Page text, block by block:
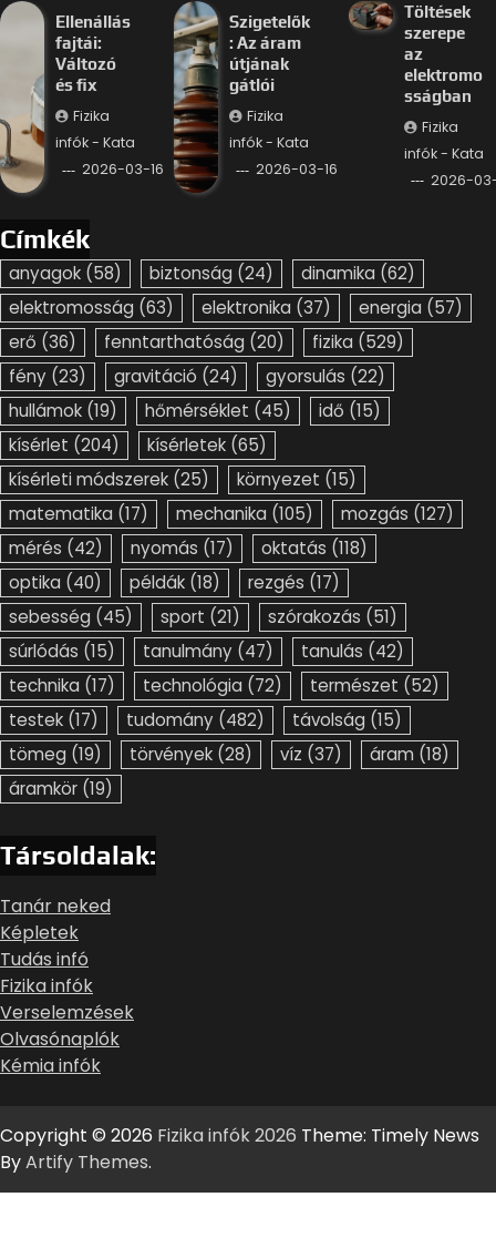
Ellenállás
fajtái:
Változó
és fix
Fizika
infók - Kata
2026-03-16
Szigetelők
: Az áram
útjának
gátlói
Fizika
infók - Kata
2026-03-16
Töltések
szerepe
az
elektromo
sságban
Fizika
infók - Kata
2026-
Címkék
anyagok (58) biztonság (24) dinamika (62)
elektromosság (63) elektronika (37) energia (57)
erő (36) fenntarthatóság (20) fizika (529)
fény (23) gravitáció (24) gyorsulás (22)
hullámok (19) hőmérséklet (45) idő (15)
kísérlet (204) kísérletek (65)
kísérleti módszerek (25) környezet (15)
matematika (17) mechanika (105) mozgás (127)
mérés (42) nyomás (17) oktatás (118)
optika (40) példák (18) rezgés (17)
sebesség (45) sport (21) szórakozás (51)
súrlódás (15) tanulmány (47) tanulás (42)
technika (17) technológia (72) természet (52)
testek (17) tudomány (482) távolság (15)
tömeg (19) törvények (28) víz (37) áram (18)
áramkör (19)
Társoldalak:
Tanár neked
Képletek
Tudás infó
Fizika infók
Verselemzések
Olvasónaplók
Kémia infók
Copyright © 2026 Fizika infók 2026 Theme: Timely News
ByArtify Themes.